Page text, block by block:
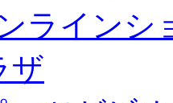
ラインシ
ザ